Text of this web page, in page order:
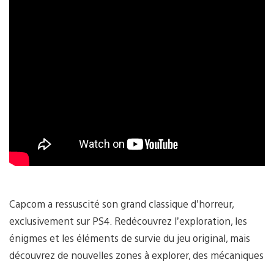
Capcom a ressuscité son grand classique d’horreur,
exclusivement sur PS4. Redécouvrez l’exploration, les
énigmes et les éléments de survie du jeu original, mais
découvrez de nouvelles zones à explorer, des mécaniques